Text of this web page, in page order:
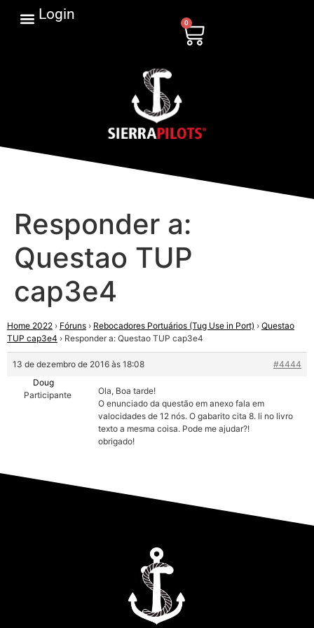
Login
0
Responder a:
Questao TUP
cap3e4
Home 2022 › Fóruns › Rebocadores Portuários (Tug Use in Port) › Questao
TUP cap3e4 › Responder a: Questao TUP cap3e4
13 de dezembro de 2016 às 18:08
#4444
Doug
Participante
Ola, Boa tarde!
O enunciado da questão em anexo fala em
valocidades de 12 nós. O gabarito cita 8. li no livro
texto a mesma coisa. Pode me ajudar?!
obrigado!